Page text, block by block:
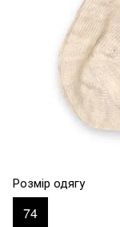
Розмір одягу
74